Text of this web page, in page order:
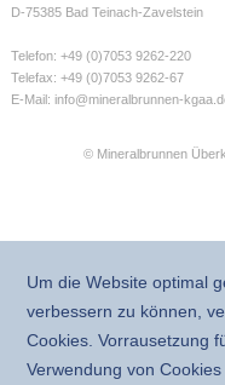
D-75385 Bad Teinach-Zavelstein
Telefon: +49 (0)7053 9262-220
Telefax: +49 (0)7053 9262-67
E-Mail: info@mineralbrunnen-
© Mineralbrunnen
Um die Website optimal
verbessern zu können,
Cookies. Vorrausetzung
Verwendung von